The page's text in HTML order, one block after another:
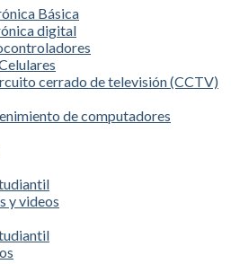
Básica
digital
cerrado de televisión (CCTV)
de computadores
y videos